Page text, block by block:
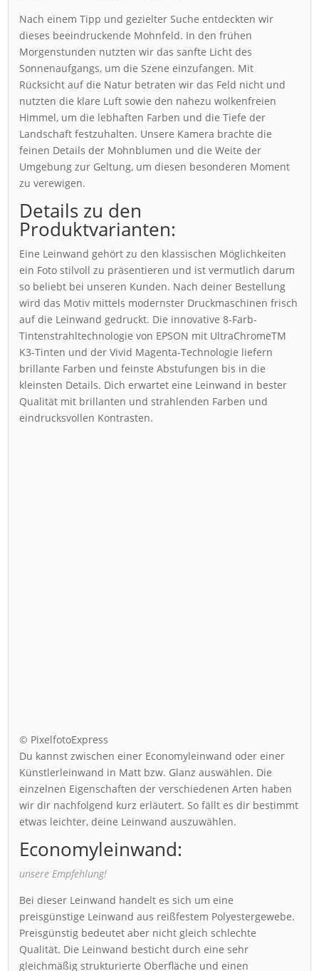
Nach einem Tipp und gezielter Suche entdeckten wir
dieses beeindruckende Mohnfeld. In den frühen
Morgenstunden nutzten wir das sanfte Licht des
Sonnenaufgangs, um die Szene einzufangen. Mit
Rücksicht auf die Natur betraten wir das Feld nicht und
nutzten die klare Luft sowie den nahezu wolkenfreien
Himmel, um die lebhaften Farben und die Tiefe der
Landschaft festzuhalten. Unsere Kamera brachte die
feinen Details der Mohnblumen und die Weite der
Umgebung zur Geltung, um diesen besonderen Moment
zu verewigen.
Details zu den
Produktvarianten:
Eine Leinwand gehört zu den klassischen Möglichkeiten
ein Foto stilvoll zu präsentieren und ist vermutlich darum
so beliebt bei unseren Kunden. Nach deiner Bestellung
wird das Motiv mittels modernster Druckmaschinen frisch
auf die Leinwand gedruckt. Die innovative 8-Farb-
Tintenstrahltechnologie von EPSON mit UltraChromeTM
K3-Tinten und der Vivid Magenta-Technologie liefern
brillante Farben und feinste Abstufungen bis in die
kleinsten Details. Dich erwartet eine Leinwand in bester
Qualität mit brillanten und strahlenden Farben und
eindrucksvollen Kontrasten.
© PixelfotoExpress
Du kannst zwischen einer Economyleinwand oder einer
Künstlerleinwand in Matt bzw. Glanz auswählen. Die
einzelnen Eigenschaften der verschiedenen Arten haben
wir dir nachfolgend kurz erläutert. So fällt es dir bestimmt
etwas leichter, deine Leinwand auszuwählen.
Economyleinwand:
unsere Empfehlung!
Bei dieser Leinwand handelt es sich um eine
preisgünstige Leinwand aus reißfestem Polyestergewebe.
Preisgünstig bedeutet aber nicht gleich schlechte
Qualität. Die Leinwand besticht durch eine sehr
gleichmäßig strukturierte Oberfläche und einen